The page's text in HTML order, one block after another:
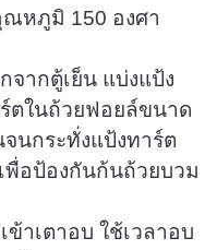
ณหภูมิ 150 องศา
จากตู้เย็น แบ่งแป้ง
ตในถ้วยฟอยล์ขนาด
นกระทั่งแป้งทาร์ต
อป้องกันก้นถ้วยบวม
าเตาอบ ใช้เวลาอบ